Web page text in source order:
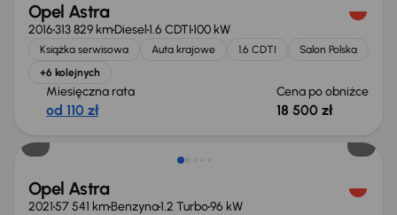
Opel Astra
2016313 829 kmDiesel1.6 CDTI100 kW
Książka serwisowa Auta krajowe 1.6 CDTI
Salon Polska
+6 kolejnych
Miesięczna rata
od 110 zł
Cena po obniżce
18 500 zł
Taniej o 1 000 zł
Opel Astra
202157 541 kmBenzyna1.2 Turbo96 kW